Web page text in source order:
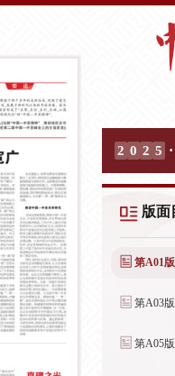
2 0 2 5 ·
版面
第A01
第A03
第A05